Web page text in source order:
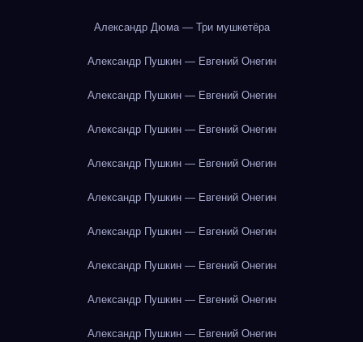
Александр Дюма — Три мушкетёра
Александр Пушкин — Евгений Онегин
Александр Пушкин — Евгений Онегин
Александр Пушкин — Евгений Онегин
Александр Пушкин — Евгений Онегин
Александр Пушкин — Евгений Онегин
Александр Пушкин — Евгений Онегин
Александр Пушкин — Евгений Онегин
Александр Пушкин — Евгений Онегин
Александр Пушкин — Евгений Онегин